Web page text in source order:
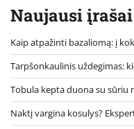
Naujausi įrašai
Kaip atpažinti bazaliomą: į
Tarpšonkaulinis uždegimas:
Tobula kepta duona su sūriu
Naktį vargina kosulys?